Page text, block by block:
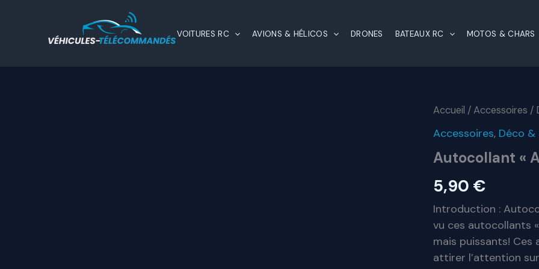
VOITURES RC AVIONS & HÉLICOS DRONES BATEAUX RC MOTOS & CHARS
Accueil /Accessoires /
Accessoires, Déco &
Autocollant «
5,90 €
Introduction :
vu ces autocollants
mais puissants!
attirer l’attention